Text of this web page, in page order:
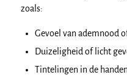
zoals:
Gevoel van ademnood
Duizeligheid of licht
Tintelingen in de